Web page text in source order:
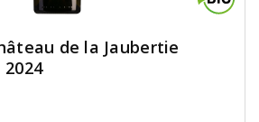
de la Jaubertie